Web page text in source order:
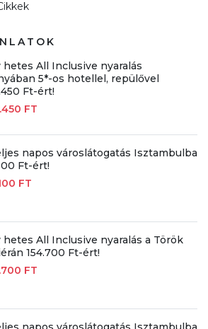
hetes All Inclusive nyaralás
5*-os hotellel, repülővel
Ft-ért!
FT
napos városlátogatás Isztambulba
Ft-ért!
FT
hetes All Inclusive nyaralás a Török
154.700 Ft-ért!
FT